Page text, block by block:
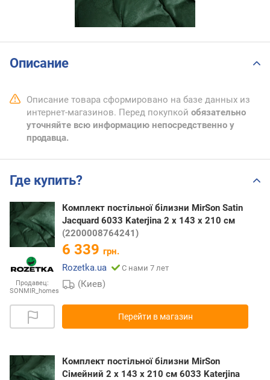
Описание
Описание товара сформировано на базе данных из
интернет-магазинов. Перед покупкой обязательно
уточняйте всю информацию непосредственно у
продавца.
Где купить?
Продавец:
SONMIR_homes
Комплект постільної білизни MirSon Satin
Jacquard 6033 Katerjina 2 x 143 x 210 см
(2200008764241)
6 339 грн.
Rozetka.ua
С нами 7 лет
(Киев)
Перейти в магазин
Комплект постільної білизни MirSon
Сімейний 2 x 143 x 210 см 6033 Katerjina